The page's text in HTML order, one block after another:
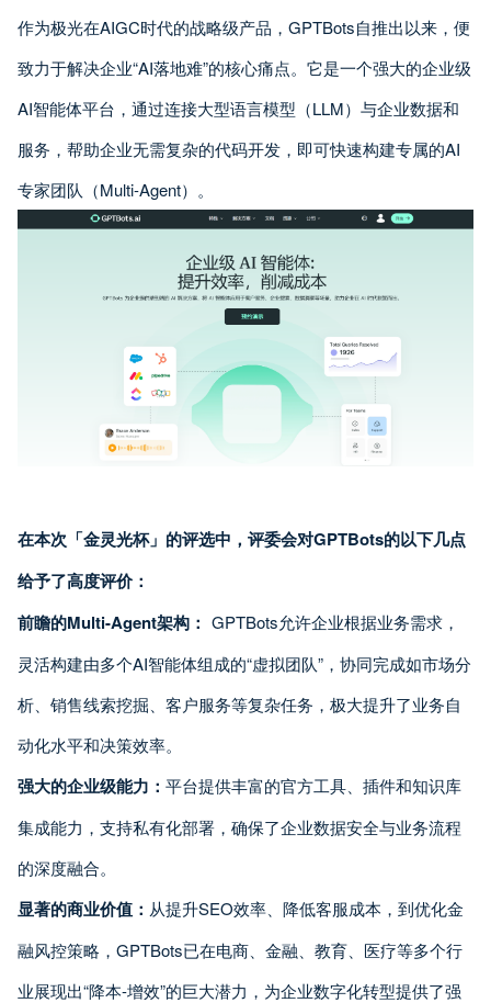
作为极光在AIGC时代的战略级产品，GPTBots自推出以来，便
致力于解决企业“AI落地难”的核心痛点。它是一个强大的企业级
AI智能体平台，通过连接大型语言模型（LLM）与企业数据和
服务，帮助企业无需复杂的代码开发，即可快速构建专属的AI
专家团队（Multi-Agent）。
在本次「金灵光杯」的评选中，评委会对GPTBots的以下几点
给予了高度评价：
前瞻的Multi-Agent架构： GPTBots允许企业根据业务需求，
灵活构建由多个AI智能体组成的“虚拟团队”，协同完成如市场分
析、销售线索挖掘、客户服务等复杂任务，极大提升了业务自
动化水平和决策效率。
强大的企业级能力： 平台提供丰富的官方工具、插件和知识库
集成能力，支持私有化部署，确保了企业数据安全与业务流程
的深度融合。
显著的商业价值： 从提升SEO效率、降低客服成本，到优化金
融风控策略，GPTBots已在电商、金融、教育、医疗等多个行
业展现出“降本-增效”的巨大潜力，为企业数字化转型提供了强